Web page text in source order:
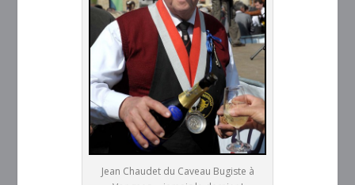
Jean Chaudet du Caveau Bugiste à